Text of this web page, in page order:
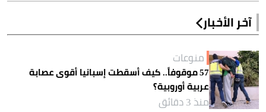
آخر الأخبار
منوعات
57 موقوفاً.. كيف أسقطت إسبانيا أقوى عصابة
عربية أوروبية؟
منذ 3 دقائق